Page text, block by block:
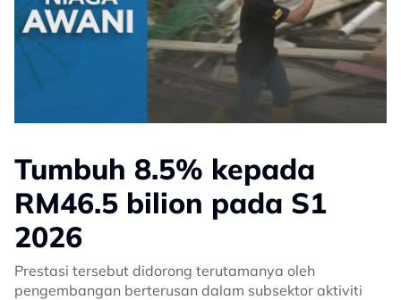
Tumbuh 8.5% kepada
RM46.5 bilion pada S1
2026
Prestasi tersebut didorong terutamanya oleh
pengembangan berterusan dalam subsektor aktiviti